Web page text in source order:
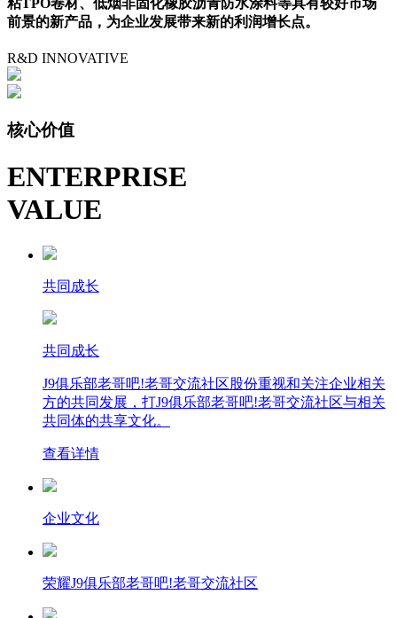
前景的新产品，为企业发展带来新的利润增长点。
R&D INNOVATIVE
核心价值
ENTERPRISE
VALUE
共同成长
共同成长
J9俱乐部老哥吧!老哥交流社区股份重视和关注企业相关
方的共同发展，打J9俱乐部老哥吧!老哥交流社区与相关
共同体的共享文化。
查看详情
企业文化
荣耀J9俱乐部老哥吧!老哥交流社区